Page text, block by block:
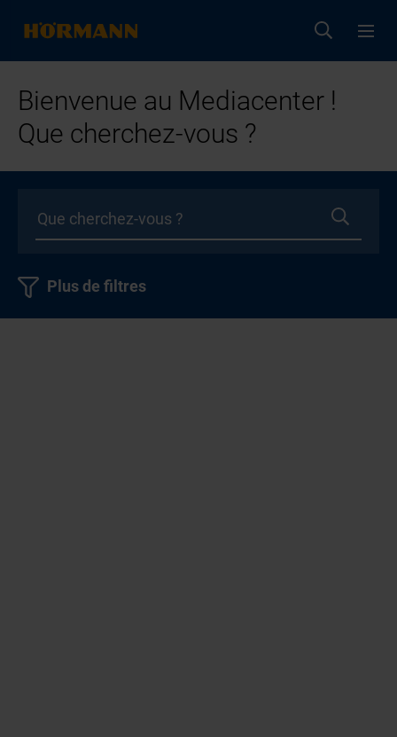
Bienvenue au Mediacenter !
Que cherchez-vous ?
Plus de filtres